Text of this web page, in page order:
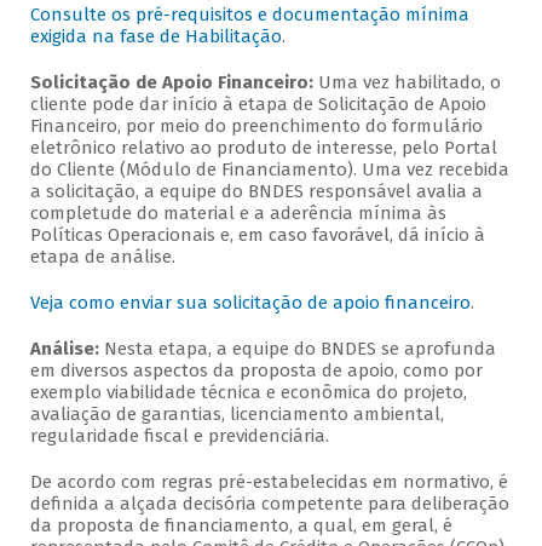
Consulte os pré-requisitos e documentação mínima
exigida na fase de Habilitação.
Solicitação de Apoio Financeiro: Uma vez habilitado, o
cliente pode dar início à etapa de Solicitação de Apoio
Financeiro, por meio do preenchimento do formulário
eletrônico relativo ao produto de interesse, pelo Portal
do Cliente (Módulo de Financiamento). Uma vez recebida
a solicitação, a equipe do BNDES responsável avalia a
completude do material e a aderência mínima às
Políticas Operacionais e, em caso favorável, dá início à
etapa de análise.
Veja como enviar sua solicitação de apoio financeiro.
Análise:Nesta etapa, a equipe do BNDES se aprofunda
em diversos aspectos da proposta de apoio, como por
exemplo viabilidade técnica e econômica do projeto,
avaliação de garantias, licenciamento ambiental,
regularidade fiscal e previdenciária.
De acordo com regras pré-estabelecidas em normativo, é
definida a alçada decisória competente para deliberação
da proposta de financiamento, a qual, em geral, é